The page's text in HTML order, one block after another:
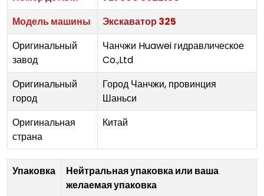
Модель машины
Экскаватор 325
Оригинальный
завод
Чанчжи Huawei гидравлическое
Co.,Ltd
Оригинальный
город
Город Чанчжи, провинция
Шаньси
Оригинальная
страна
Китай
Упаковка
Нейтральная упаковка или ваша
желаемая упаковка